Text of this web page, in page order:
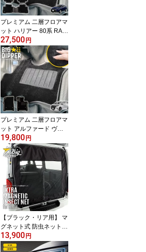
Dマット 車内 内装 カス
タム パーツ
プレミアム 二層フロアマ
ット ハリアー 80系 RAV
4 50系 運転席 助手席 2列
目 TOYOTA トヨタ 二重
マット 2重マット TPE材
質 ポリエステル繊維 立
体成型 絨毯マット ズレ
防止 内装 車内 カスタム
パーツ 抗菌効果 上質な
絨毯マットと3Dマット
27,500円
プレミアム 二層フロアマ
ット アルファード ヴェ
ルファイア 40系 フロン
トのみ 運転席 助手席 TO
YOTA トヨタ 二重マット
2重マット TPE材質 ポリ
エステル繊維 立体成型
絨毯マット ズレ防止 内
装 カスタム パーツ 抗菌
効果
19,800円
【ブラック・リア用】 マ
グネット式 防虫ネット
ハイエース 200系 1枚 ト
ヨタ バックドア用 車用
13,900円